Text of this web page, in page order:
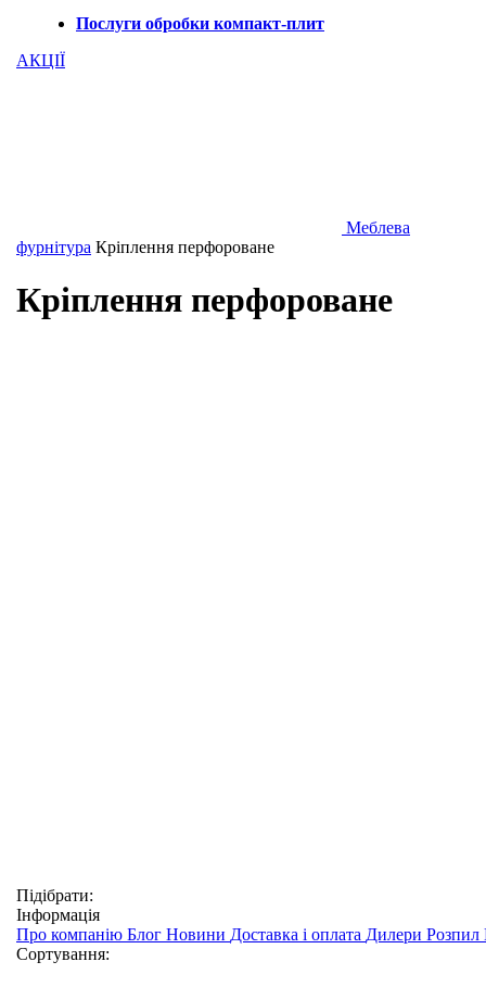
Послуги обробки компакт-плит
АКЦІЇ
Меблева
фурнітура Кріплення перфороване
Кріплення перфороване
Підібрати:
Інформація
Про компанію Блог Новини Доставка і оплата Дилери Розпил
Сортування: